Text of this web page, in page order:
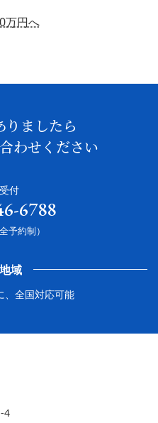
万円へ
りましたら
わせください
付
6788
予約制）
域
、全国対応可能
4